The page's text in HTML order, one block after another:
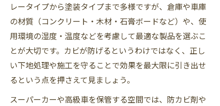
レータイプから塗装タイプまで多様ですが、倉庫や車庫
の材質（コンクリート・木材・石膏ボードなど）や、使
用環境の湿度・温度などを考慮して最適な製品を選ぶこ
とが大切です。カビが防げるというわけではなく、正し
い下地処理や施工を守ることで効果を最大限に引き出せ
るという点を押さえて見ましょう。
スーパーカーや高級車を保管する空間では、防カビ剤や